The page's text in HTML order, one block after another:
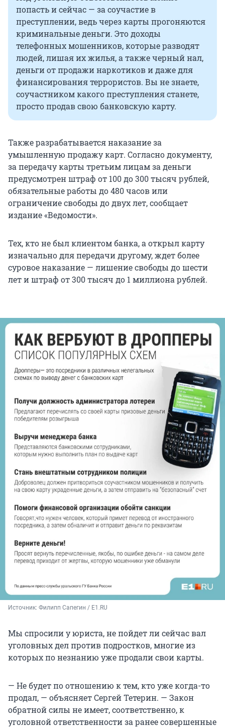
попасть и сейчас — за соучастие в
преступлении, ведь через карты прогоняются
криминальные деньги. Это доходы
телефонных мошенников, которые разводят
людей, лишая их жилья, а также черный нал,
деньги от продажи наркотиков и даже для
финансирования террористов. Вы не знаете,
соучастником какого преступления станете,
просто продав свою банковскую карту.
Также разрабатывается наказание за
умышленную продажу карт. Согласно документу,
за передачу карты третьим лицам за деньги
предусмотрен штраф от 100 до 300 тысяч рублей,
обязательные работы до 480 часов или
ограничение свободы до двух лет, сообщает
издание «Ведомости».
Тех, кто не был клиентом банка, а открыл карту
изначально для передачи другому, ждет более
суровое наказание — лишение свободы до шести
лет и штраф от 300 тысяч до 1 миллиона рублей.
Источник: Филипп Сапегин / E1.RU
Мы спросили у юриста, не пойдет ли сейчас вал
уголовных дел против подростков, многие из
которых по незнанию уже продали свои карты.
— Не будет по отношению к тем, кто уже когда-то
продал, — объясняет Сергей Тетерин. — Закон
обратной силы не имеет, соответственно, к
уголовной ответственности за ранее совершенные